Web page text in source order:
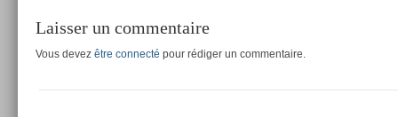
Laisser un commentaire
Vous devez être connecté pour rédiger un commentaire.